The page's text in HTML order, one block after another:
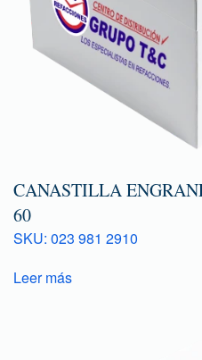
CANASTILLA
60
SKU: 023 981 2910
Leer más